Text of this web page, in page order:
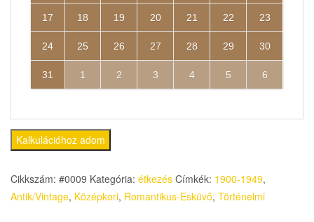
17 18 19 20 21 22 23
24 25 26 27 28 29 30
31 1 2 3 4 5 6
Kalkulációhoz adom
Cikkszám: #0009 Kategória: étkezés Címkék: 1900-1949,
Antik/Vintage, Középkori, Romantikus-Esküvő, Történelmi